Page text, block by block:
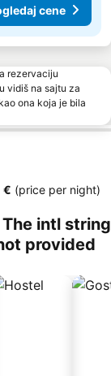
cene
rezervaciju
vidiš na sajtu za
ona koja je bila
€ (price per night)
intl string
provided